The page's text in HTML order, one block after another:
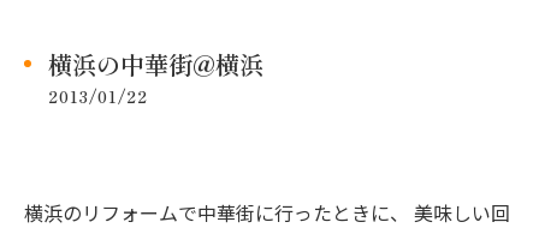
横浜の中華街@横浜
2013/01/22
横浜のリフォームで中華街に行ったときに、 美味しい回